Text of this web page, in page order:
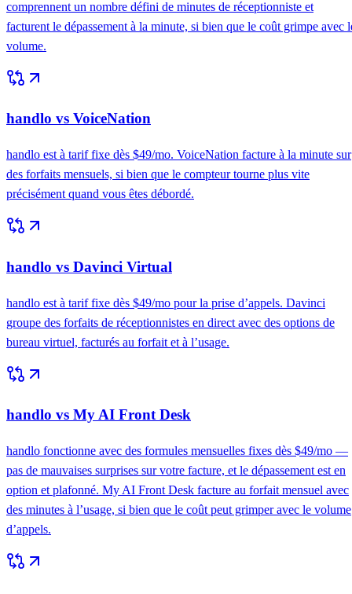
comprennent un nombre défini de minutes de réceptionniste et
facturent le dépassement à la minute, si bien que le coût grimpe avec
volume.
handlo vs VoiceNation
handlo est à tarif fixe dès $49/mo. VoiceNation facture à la minute sur
des forfaits mensuels, si bien que le compteur tourne plus vite
précisément quand vous êtes débordé.
handlo vs Davinci Virtual
handlo est à tarif fixe dès $49/mo pour la prise d’appels. Davinci
groupe des forfaits de réceptionnistes en direct avec des options de
bureau virtuel, facturés au forfait et à l’usage.
handlo vs My AI Front Desk
handlo fonctionne avec des formules mensuelles fixes dès $49/mo —
pas de mauvaises surprises sur votre facture, et le dépassement est en
option et plafonné. My AI Front Desk facture au forfait mensuel avec
des minutes à l’usage, si bien que le coût peut grimper avec le volume
d’appels.